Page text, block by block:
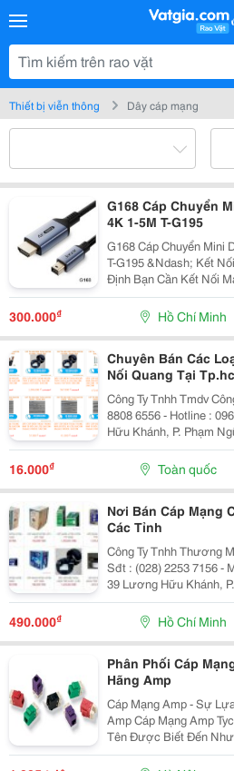
Thiết bị viễn thông Dây cáp mạng
G168 Cáp Chuyển
4K 1-5M T-G195
G168 Cáp Chuyển Mini
T-G195 &Ndash; Kết
Định Bạn Cần Kết Nối Macbook, Imac, Laptop Hoặc Pc
Có Cổng Mini
Máy Chiếu? G168 Cáp
300.000₫ Hồ Chí Minh
Chuyên Bán Các
Nối Quang Tại
Công Ty Tnhh Tmdv Công
8808 6556 - Hotline : 0966 444 083
Hữu Khánh, P. Phạm Ngũ
67 Đường T5, P.tây
Info@Tontue.com - Web
16.000₫ Toàn quốc
Nơi Bán Cáp Mạng
Các Tỉnh
Công Ty Tnhh Thương
Sđt : (028) 2253 7156 -
39 Lương Hữu Khánh,
Showroom : 67 Đường
Hồ Chí Minh Email :
490.000₫ Hồ Chí Minh
Phân Phối Cáp
Hãng Amp
Cáp Mạng Amp - Sự
Amp Cáp Mạng Amp Tyco Electronics Corporation Cái
Tên Được Biết Đến Như
Thế Giới Trong Việc